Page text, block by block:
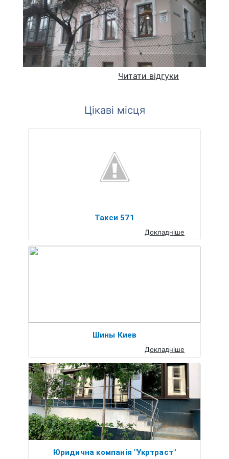
Читати відгуки
Цікаві місця
Такси 571
Докладніше
Шины Киев
Докладніше
Юридична компанія "Укртраст"